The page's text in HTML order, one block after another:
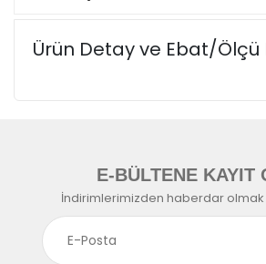
Ürün Detay ve Ebat/Ölçü
E-BÜLTENE KAYIT
İndirimlerimizden haberdar olmak